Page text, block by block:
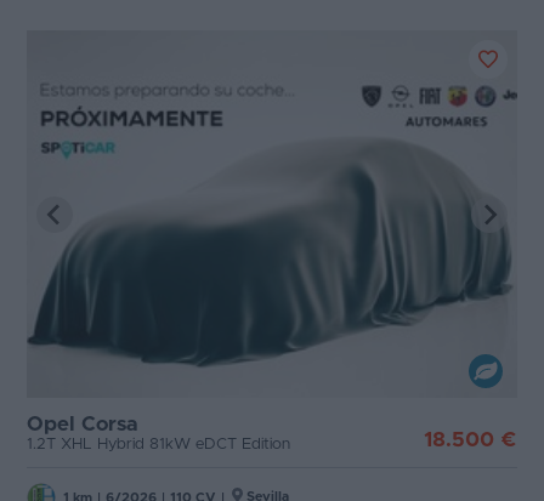
Opel Corsa
1.2T XHL Hybrid 81kW eDCT Edition 18.500 €
1 km 6/2026 110 CV Sevilla